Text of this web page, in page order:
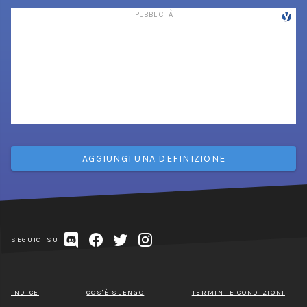
AGGIUNGI UNA DEFINIZIONE
SEGUICI SU
INDICE COS'È SLENGO TERMINI E CONDIZIONI